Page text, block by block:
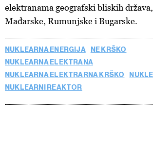
elektranama geografski bliskih
Mađarske, Rumunjske i Bugarske.
NUKLEARNA ENERGIJA
NE KRŠKO
NUKLEARNA ELEKTRANA
NUKLEARNA ELEKTRARNA KRŠKO
NUKLEARNI REAKTOR